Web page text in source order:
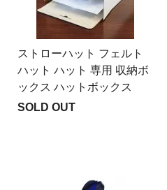
ストローハット フェルト
ハット ハット 専用 収納ボ
ックス ハットボックス
SOLD OUT